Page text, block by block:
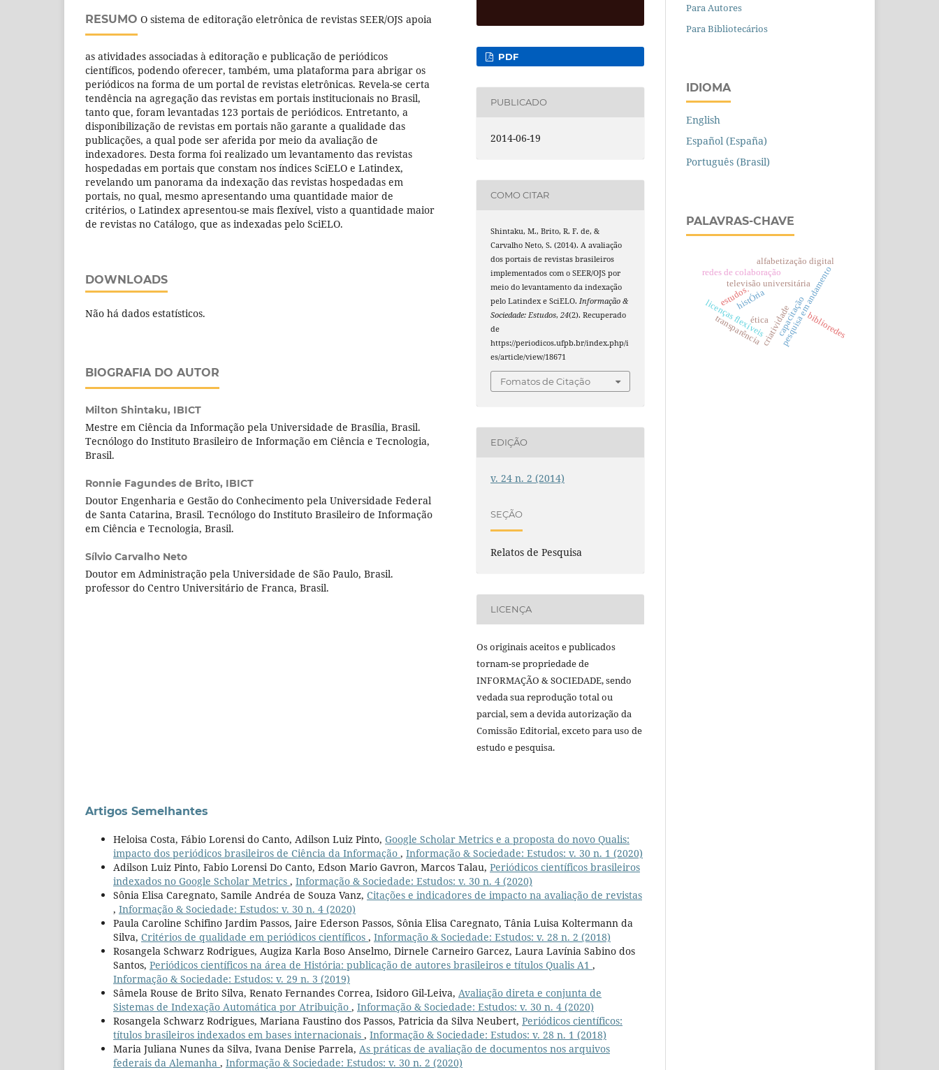
RESUMO O sistema de editoração eletrônica de revistas SEER/OJS apoia
as atividades associadas à editoração e publicação de periódicos
científicos, podendo oferecer, também, uma plataforma para abrigar os
periódicos na forma de um portal de revistas eletrônicas. Revela-se certa
tendência na agregação das revistas em portais institucionais no Brasil,
tanto que, foram levantadas 123 portais de periódicos. Entretanto, a
disponibilização de revistas em portais não garante a qualidade das
publicações, a qual pode ser aferida por meio da avaliação de
indexadores. Desta forma foi realizado um levantamento das revistas
hospedadas em portais que constam nos índices SciELO e Latindex,
revelando um panorama da indexação das revistas hospedadas em
portais, no qual, mesmo apresentando uma quantidade maior de
critérios, o Latindex apresentou-se mais flexível, visto a quantidade maior
de revistas no Catálogo, que as indexadas pelo SciELO.
DOWNLOADS
Não há dados estatísticos.
BIOGRAFIA DO AUTOR
Milton Shintaku, IBICT
Mestre em Ciência da Informação pela Universidade de Brasília, Brasil.
Tecnólogo do Instituto Brasileiro de Informação em Ciência e Tecnologia,
Brasil.
Ronnie Fagundes de Brito, IBICT
Doutor Engenharia e Gestão do Conhecimento pela Universidade Federal
de Santa Catarina, Brasil. Tecnólogo do Instituto Brasileiro de Informação
em Ciência e Tecnologia, Brasil.
Sílvio Carvalho Neto
Doutor em Administração pela Universidade de São Paulo, Brasil.
professor do Centro Universitário de Franca, Brasil.
PDF
PUBLICADO
2014-06-19
COMO CITAR
Shintaku, M., Brito, R. F. de, &
Carvalho Neto, S. (2014). A avaliação
dos portais de revistas brasileiros
implementados com o SEER/OJS por
meio do levantamento da indexação
pelo Latindex e SciELO.Informação &
Sociedade: Estudos,24(2). Recuperado
de
https://periodicos.ufpb.br/index.php/i
es/article/view/18671
Fomatos de Citação
EDIÇÃO
v. 24 n. 2 (2014)
SEÇÃO
Relatos de Pesquisa
LICENÇA
Os originais aceitos e publicados
tornam-se propriedade de
INFORMAÇÃO & SOCIEDADE, sendo
vedada sua reprodução total ou
parcial, sem a devida autorização da
Comissão Editorial, exceto para uso de
estudo e pesquisa.
Artigos Semelhantes
Heloisa Costa, Fábio Lorensi do Canto, Adilson Luiz Pinto, Google Scholar Metrics e a proposta do novo Qualis:
impacto dos periódicos brasileiros de Ciência da Informação , Informação & Sociedade: Estudos: v. 30 n. 1 (2020)
Adilson Luiz Pinto, Fabio Lorensi Do Canto, Edson Mario Gavron, Marcos Talau, Periódicos científicos brasileiros
indexados no Google Scholar Metrics , Informação & Sociedade: Estudos: v. 30 n. 4 (2020)
Sônia Elisa Caregnato, Samile Andréa de Souza Vanz, Citações e indicadores de impacto na avaliação de revistas
, Informação & Sociedade: Estudos: v. 30 n. 4 (2020)
Paula Caroline Schifino Jardim Passos, Jaire Ederson Passos, Sônia Elisa Caregnato, Tânia Luisa Koltermann da
Silva, Critérios de qualidade em periódicos científicos , Informação & Sociedade: Estudos: v. 28 n. 2 (2018)
Rosangela Schwarz Rodrigues, Augiza Karla Boso Anselmo, Dirnele Carneiro Garcez, Laura Lavínia Sabino dos
Santos, Periódicos científicos na área de História: publicação de autores brasileiros e títulos Qualis A1 ,
Informação & Sociedade: Estudos: v. 29 n. 3 (2019)
Sâmela Rouse de Brito Silva, Renato Fernandes Correa, Isidoro Gil-Leiva, Avaliação direta e conjunta de
Sistemas de Indexação Automática por Atribuição , Informação & Sociedade: Estudos: v. 30 n. 4 (2020)
Rosangela Schwarz Rodrigues, Mariana Faustino dos Passos, Patricia da Silva Neubert, Periódicos científicos:
títulos brasileiros indexados em bases internacionais , Informação & Sociedade: Estudos: v. 28 n. 1 (2018)
Maria Juliana Nunes da Silva, Ivana Denise Parrela, As práticas de avaliação de documentos nos arquivos
federais da Alemanha , Informação & Sociedade: Estudos: v. 30 n. 2 (2020)
Para Autores
Para Bibliotecários
IDIOMA
English
Español (España)
Português (Brasil)
PALAVRAS-CHAVE
redes de colaboraçãopesquisa em andamento
estudos.
televisão universitária
licenças flexíveiscriatividade
histÓria
biblioredes
capacitação
alfabetização digital
transparência
ética